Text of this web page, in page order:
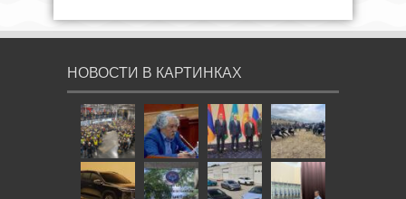
НОВОСТИ В КАРТИНКАХ